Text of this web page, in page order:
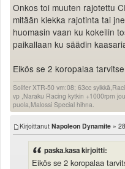
Onkos toi muuten rajotettu
mitään kiekka rajotinta tai
huomasin vaan ku kokeilin
paikallaan ku säädin
Eikös se 2 koropalaa
Solifer XTR-50 vm:08; 63cc
vp ,Naraku Racing kytkin +1000rpm
puola,Malossi Special hihna.
Kirjoittanut Napoleon Dynamite »
paska.kasa kirjoitti:
Eikös se 2 koropalaa